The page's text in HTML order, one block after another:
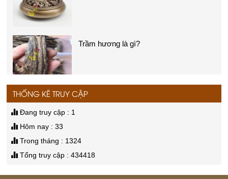
Giá:Liên hệ
Thác khí xông trầm
Nhang trầm hương
THỐNG KÊ TRUY CẬP
Đang truy cập : 1
Hôm nay : 33
Trong tháng : 1324
Tổng truy cập : 434418